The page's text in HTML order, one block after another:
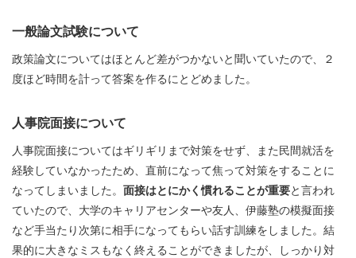
一般論文試験について
政策論文についてはほとんど差がつかないと聞いていたので、２
度ほど時間を計って答案を作るにとどめました。
人事院面接について
人事院面接についてはギリギリまで対策をせず、また民間就活を
経験していなかったため、直前になって焦って対策をすることに
なってしまいました。 面接はとにかく慣れることが重要と言われ
ていたので、大学のキャリアセンターや友人、伊藤塾の模擬面接
など手当たり次第に相手になってもらい話す訓練をしました。結
果的に大きなミスもなく終えることができましたが、しっかり対